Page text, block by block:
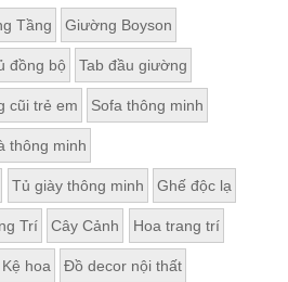
Tầng Giường Boyson
đồng bộ Tab đầu giường
cũi trẻ em Sofa thông minh
thông minh
Tủ giày thông minh Ghế độc lạ
Trí Cây Cảnh Hoa trang trí
Kệ hoa Đồ decor nội thất